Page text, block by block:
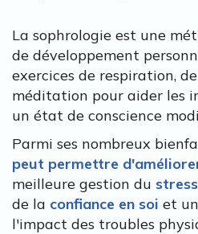
La sophrologie est une
de développement
exercices de respiration,
méditation pour aider les
un état de conscience
Parmi ses nombreux
peut permettre
meilleure gestion du stress
de la confiance en soi et
l'impact des troubles